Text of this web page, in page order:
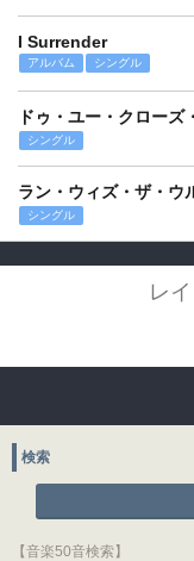
I Surrender
アルバム シングル
ドゥ・ユー・クローズ
シングル
ラン・ウィズ・ザ・ウ
シングル
レ
検索
【音楽50音検索】